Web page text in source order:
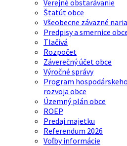
Verejné obstarávanie
Štatút obce
Všeobecne záväzné
Predpisy a smernice
Tlačivá
Rozpočet
Záverečný účet obce
Výročné správy
Program
rozvoja obce
Územný plán obce
ROEP
Predaj majetku
Referendum 2026
Voľby informácie